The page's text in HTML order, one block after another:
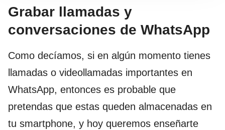
Grabar llamadas y
conversaciones de WhatsApp
Como decíamos, si en algún momento tienes
llamadas o videollamadas importantes en
WhatsApp, entonces es probable que
pretendas que estas queden almacenadas en
tu smartphone, y hoy queremos enseñarte